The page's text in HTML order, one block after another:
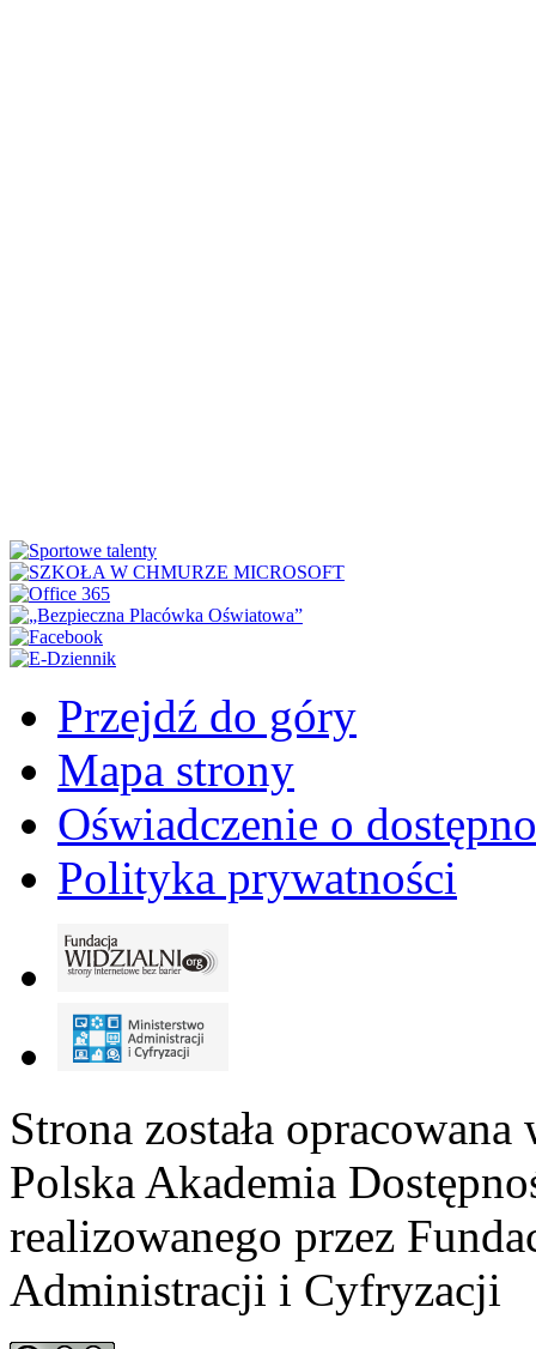
Przejdź do góry
Mapa strony
Oświadczenie o
Polityka prywatności
Strona została
Polska Akademia
realizowanego przez
Administracji i Cyfryzacji